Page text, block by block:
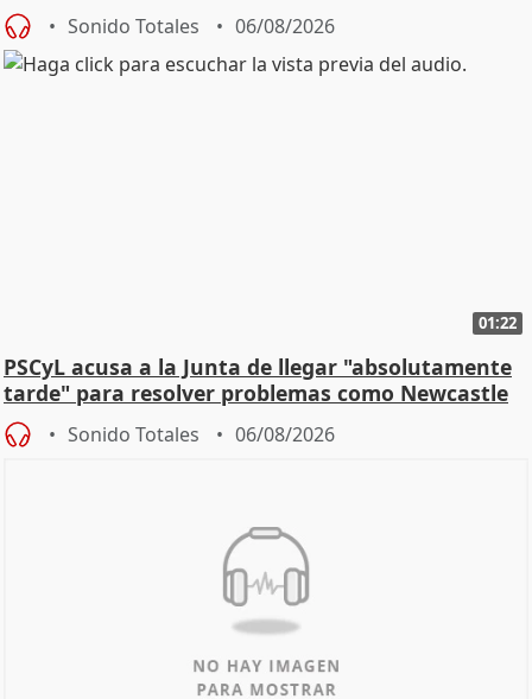
Sonido Totales 06/08/2026
01:22
PSCyL acusa a la Junta de llegar "absolutamente
tarde" para resolver problemas como Newcastle
Sonido Totales 06/08/2026